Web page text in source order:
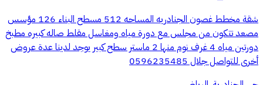
شقة مخطط غصون الجنادريه المساحه 512 مسطح البناء 126 مؤسس
مصعد تتكون من مجلس مع دورة مياه ومغاسل مقلط صاله كبيره مطبخ
دورتين مياه 4 غرف نوم منها 2 ماستر سطح كبير يوجد لدينا عدة عروض
أخرى للتواصل جلال 0596235485